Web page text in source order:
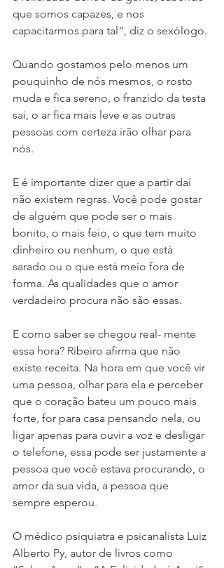
que somos capazes, e nos
capacitarmos para tal”, diz o sexólogo.
Quando gostamos pelo menos um
pouquinho de nós mesmos, o rosto
muda e fica sereno, o franzido da testa
sai, o ar fica mais leve e as outras
pessoas com certeza irão olhar para
nós.
E é importante dizer que a partir daí
não existem regras. Você pode gostar
de alguém que pode ser o mais
bonito, o mais feio, o que tem muito
dinheiro ou nenhum, o que está
sarado ou o que está meio fora de
forma. As qualidades que o amor
verdadeiro procura não são essas.
E como saber se chegou real- mente
essa hora? Ribeiro afirma que não
existe receita. Na hora em que você vir
uma pessoa, olhar para ela e perceber
que o coração bateu um pouco mais
forte, for para casa pensando nela, ou
ligar apenas para ouvir a voz e desligar
o telefone, essa pode ser justamente a
pessoa que você estava procurando, o
amor da sua vida, a pessoa que
sempre esperou.
O médico psiquiatra e psicanalista Luiz
Alberto Py, autor de livros como